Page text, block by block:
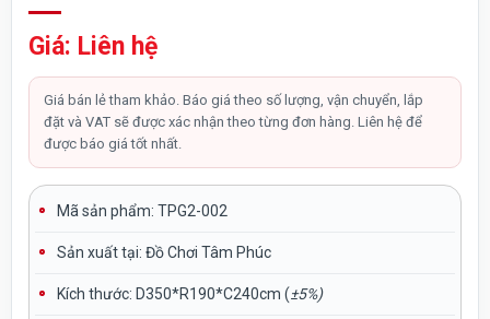
Giá: Liên hệ
Giá bán lẻ tham khảo. Báo giá theo số lượng, vận chuyển, lắp
đặt và VAT sẽ được xác nhận theo từng đơn hàng. Liên hệ để
được báo giá tốt nhất.
Mã sản phẩm: TPG2-002
Sản xuất tại: Đồ Chơi Tâm Phúc
Kích thước: D350*R190*C240cm (±5%)